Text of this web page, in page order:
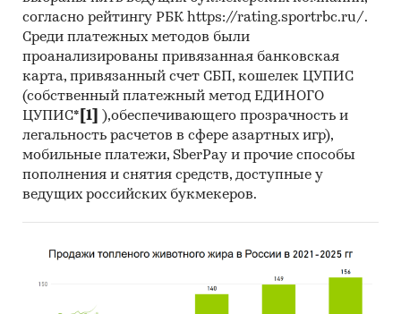
Россия
согласно рейтингу РБК https://rating.sportrbc.ru/.
Среди платежных методов были
проанализированы привязанная банковская
карта, привязанный счет СБП, кошелек ЦУПИС
(собственный платежный метод ЕДИНОГО
ЦУПИС* [1]
),обеспечивающего прозрачность и
легальность расчетов в сфере азартных игр),
мобильные платежи, SberPay и прочие способы
пополнения и снятия средств, доступные у
ведущих российских букмекеров.